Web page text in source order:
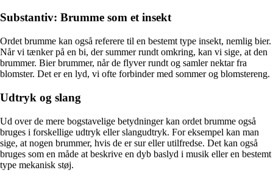
Substantiv: Brumme som et insekt
Ordet brumme kan også referere til en bestemt type insekt, nemlig bier.
Når vi tænker på en bi, der summer rundt omkring, kan vi sige, at den
brummer. Bier brummer, når de flyver rundt og samler nektar fra
blomster. Det er en lyd, vi ofte forbinder med sommer og blomstereng.
Udtryk og slang
Ud over de mere bogstavelige betydninger kan ordet brumme også
bruges i forskellige udtryk eller slangudtryk. For eksempel kan man
sige, at nogen brummer, hvis de er sur eller utilfredse. Det kan også
bruges som en måde at beskrive en dyb baslyd i musik eller en bestemt
type mekanisk støj.